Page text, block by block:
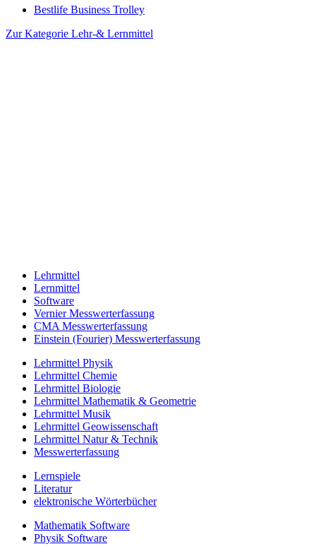
Bestlife Business Trolley
Zur Kategorie Lehr-& Lernmittel
Lehrmittel
Lernmittel
Software
Vernier Messwerterfassung
CMA Messwerterfassung
Einstein (Fourier) Messwerterfassung
Lehrmittel Physik
Lehrmittel Chemie
Lehrmittel Biologie
Lehrmittel Mathematik & Geometrie
Lehrmittel Musik
Lehrmittel Geowissenschaft
Lehrmittel Natur & Technik
Messwerterfassung
Lernspiele
Literatur
elektronische Wörterbücher
Mathematik Software
Physik Software